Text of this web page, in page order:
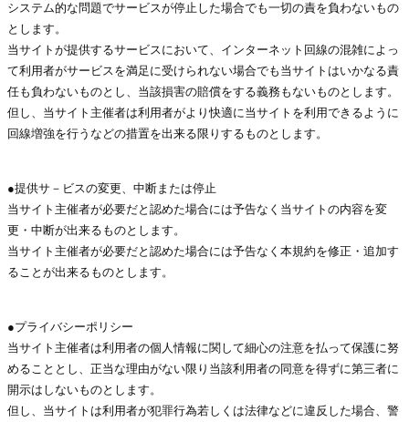
システム的な問題でサービスが停止した場合でも一切の責を負わないもの
とします。
当サイトが提供するサービスにおいて、インターネット回線の混雑によっ
て利用者がサービスを満足に受けられない場合でも当サイトはいかなる責
任も負わないものとし、当該損害の賠償をする義務もないものとします。
但し、当サイト主催者は利用者がより快適に当サイトを利用できるように
回線増強を行うなどの措置を出来る限りするものとします。
●提供サ－ビスの変更、中断または停止
当サイト主催者が必要だと認めた場合には予告なく当サイトの内容を変
更・中断が出来るものとします。
当サイト主催者が必要だと認めた場合には予告なく本規約を修正・追加す
ることが出来るものとします。
●プライバシーポリシー
当サイト主催者は利用者の個人情報に関して細心の注意を払って保護に努
めることとし、正当な理由がない限り当該利用者の同意を得ずに第三者に
開示はしないものとします。
但し、当サイトは利用者が犯罪行為若しくは法律などに違反した場合、警